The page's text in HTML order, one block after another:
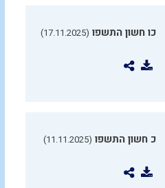
כו חשון התשפו (17.11.2025)
כ חשון התשפו (11.11.2025)